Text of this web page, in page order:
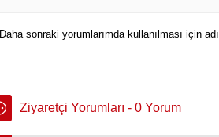
Daha sonraki yorumlarımda kullanılması için
Ziyaretçi Yorumları - 0 Yorum